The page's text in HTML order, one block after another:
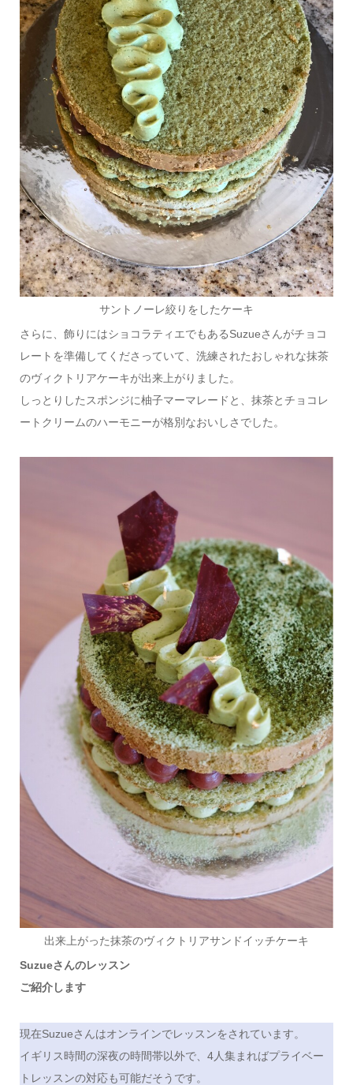
サントノーレ絞りをしたケーキ
さらに、飾りにはショコラティエでもあるSuzueさんがチョコ
レートを準備してくださっていて、洗練されたおしゃれな抹茶
のヴィクトリアケーキが出来上がりました。
しっとりしたスポンジに柚子マーマレードと、抹茶とチョコレ
ートクリームのハーモニーが格別なおいしさでした。
出来上がった抹茶のヴィクトリアサンドイッチケーキ
Suzueさんのレッスン
ご紹介します
現在Suzueさんはオンラインでレッスンをされています。
イギリス時間の深夜の時間帯以外で、4人集まればプライベー
トレッスンの対応も可能だそうです。